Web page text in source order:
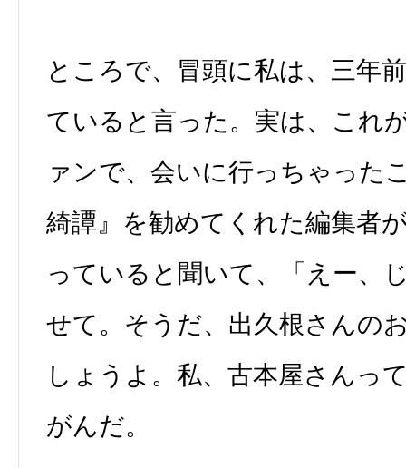
ところで、冒頭に私は、三年
ていると言った。実は、これ
ァンで、会いに行っちゃった
綺譚』を勧めてくれた編集者
っていると聞いて、「えー、
せて。そうだ、出久根さんの
しょうよ。私、古本屋さんっ
がんだ。